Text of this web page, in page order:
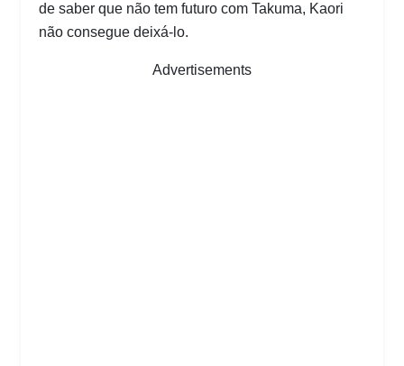
de saber que não tem futuro com Takuma, Kaori
não consegue deixá-lo.
Advertisements